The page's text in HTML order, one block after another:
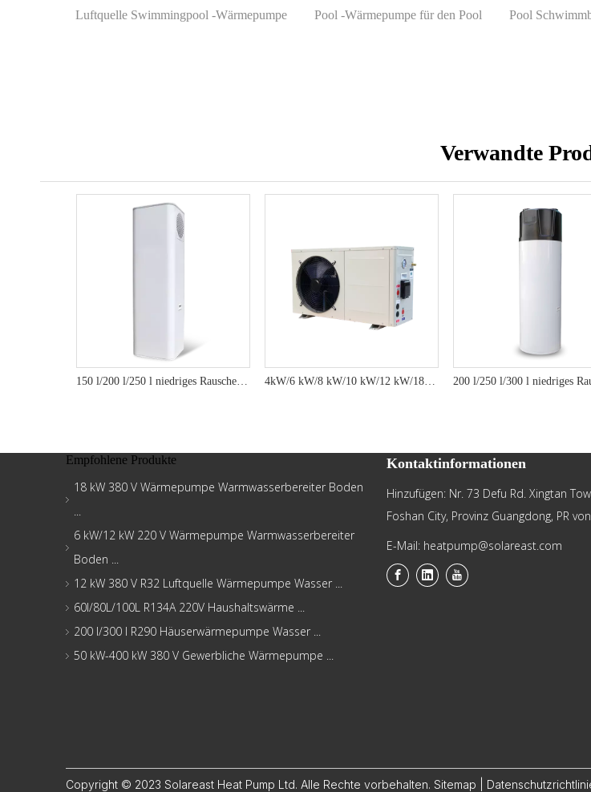
Luftquelle Swimmingpool -Wärmepumpe
Pool -Wärmepumpe für den Pool Pool
Verwandte
150 l/200 l/250 l niedriges Rauschen R290 R143A umweltfreundlich Effiziente Heizpumpe Warmwasserbereiter - YT -Serie - YT -Serie 4kW/6 kW/8 kW/10 kW/12 kW/18 kW niedriges Rauschen R410A umweltfreundlich effiziente Heizpumpe Wärter -RS -Serie
Empfohlene Produkte
18 kW 380 V Wärmepumpe Warmwasserbereiter Boden
...
6 kW/12 kW 220 V Wärmepumpe Warmwasserbereiter
Boden ...
12 kW 380 V R32 Luftquelle Wärmepumpe Wasser ...
60l/80L/100L R134A 220V Haushaltswärme ...
200 l/300 l R290 Häuserwärmepumpe Wasser ...
50 kW-400 kW 380 V Gewerbliche Wärmepumpe ...
Kontaktinformationen
Hinzufügen: Nr. 73 Defu Rd. Xingtan
Foshan City, Provinz Guangdong, PR
E-Mail: heatpump@solareast.com
Copyright © 2023 Solareast Heat Pump Ltd. Alle Rechte vorbehalten. Sitemap